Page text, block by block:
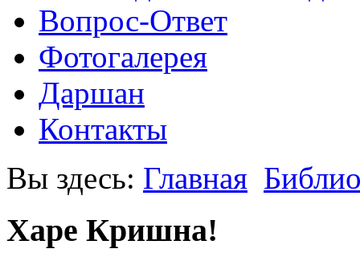
Вопрос-Ответ
Фотогалерея
Даршан
Контакты
Вы здесь: Главная
Харе Кришна!